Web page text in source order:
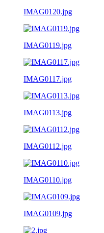
IMAG0120.jpg
IMAG0119.jpg
IMAG0117.jpg
IMAG0113.jpg
IMAG0112.jpg
IMAG0110.jpg
IMAG0109.jpg